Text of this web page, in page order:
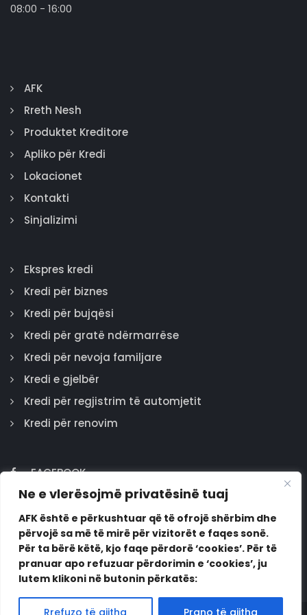
Ne e vlerësojmë privatësinë tuaj
AFK është e përkushtuar që të ofrojë shërbim dhe
përvojë sa më të mirë për vizitorët e faqes sonë.
Për ta bërë këtë, kjo faqe përdorë ‘cookies’. Për të
pranuar apo refuzuar përdorimin e ‘cookies’, ju
lutem klikoni në butonin përkatës:
Rrefuzo të gjitha Prano të gjitha
08:00 - 16:00
AFK
Rreth Nesh
Produktet Kreditore
Apliko për Kredi
Lokacionet
Kontakti
Sinjalizimi
Ekspres kredi
Kredi për biznes
Kredi për bujqësi
Kredi për gratë ndërmarrëse
Kredi për nevoja familjare
Kredi e gjelbër
Kredi për regjistrim të automjetit
Kredi për renovim
FACEBOOK
GOOGLE
INSTAGRAM
LINKEDIN